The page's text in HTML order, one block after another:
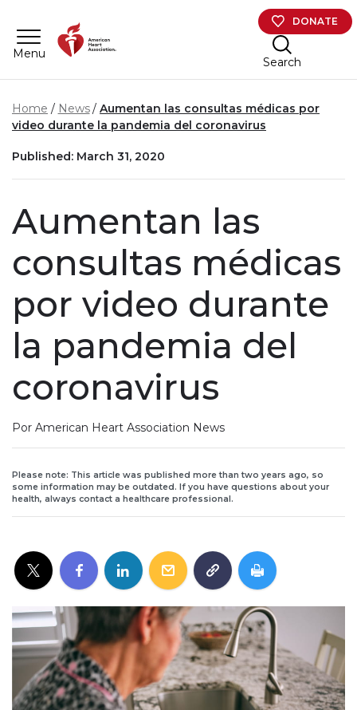
Menu
DONATE
Search
Home News
Aumentan las consultas médicas por
video durante la pandemia del coronavirus
Published: March 31, 2020
Aumentan las
consultas médicas
por video durante
la pandemia del
coronavirus
Por American Heart Association News
Please note: This article was published more than two years ago, so
some information may be outdated. If you have questions about your
health, always contact a healthcare professional.